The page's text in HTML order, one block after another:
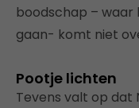
boodschap – waar
gaan- komt niet
Pootje lichten
Tevens valt op dat